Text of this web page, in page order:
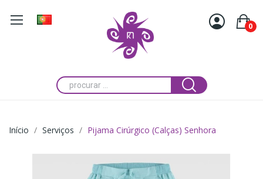
0
Início Serviços Pijama Cirúrgico (Calças) Senhora